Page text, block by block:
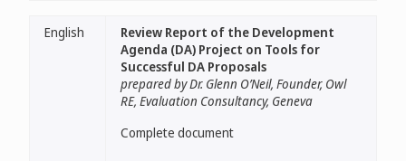
English
Review Report of the Development
Agenda (DA) Project on Tools for
Successful DA Proposals
prepared by Dr. Glenn O’Neil, Founder, Owl
RE, Evaluation Consultancy, Geneva
Complete document